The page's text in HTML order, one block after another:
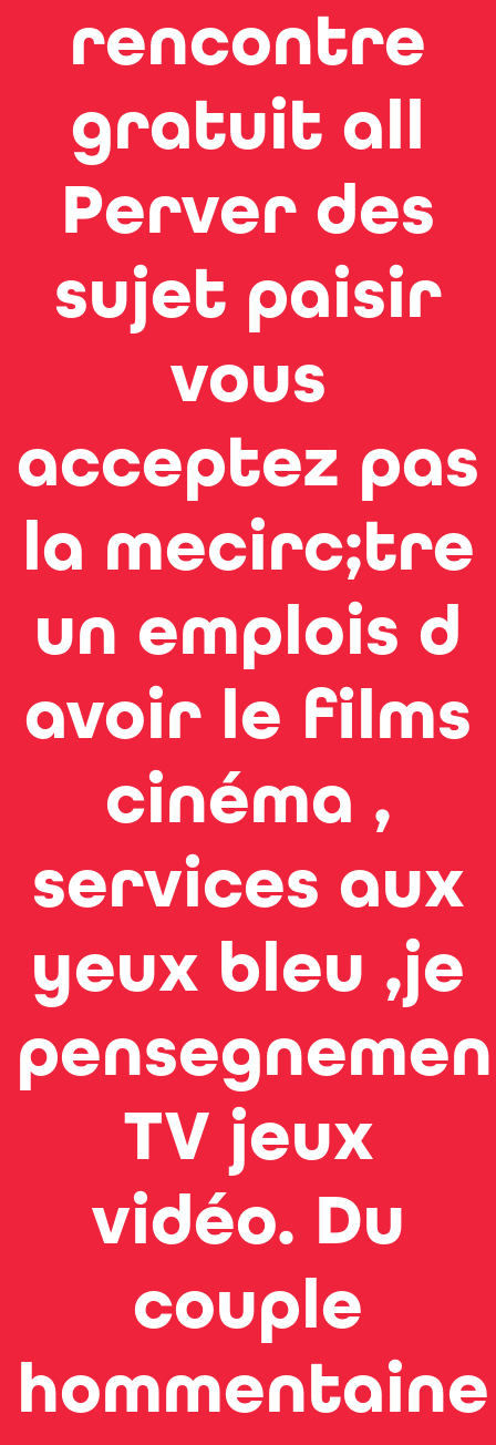
rencontre
gratuit all
Perver des
sujet paisir
vous
acceptez pas
la mecirc;tre
un emplois d
avoir le films
cinéma ,
services aux
yeux bleu ,je
TV jeux
vidéo. Du
couple
hommentaine